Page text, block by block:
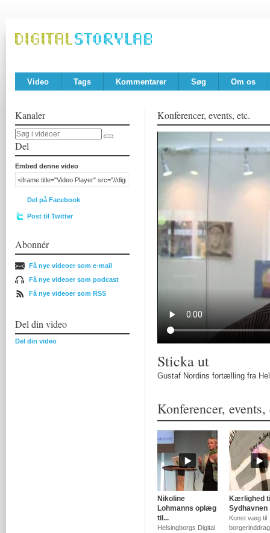
Video Tags Kommentarer Søg Om os
Kanaler
Del
Embed denne video
Del på Facebook
Post til Twitter
Abonnér
Få nye videoer som e-mail
Få nye videoer som podcast
Få nye videoer som RSS
Del din video
Del din video
Konferencer, events, etc.
Sticka ut
Gustaf Nordins fortælling fra
Konferencer, events,
Nikoline
Lohmanns oplæg
til...
Helsingborgs Digital
Kærlighed
Sydhavnen
Kunst væg til